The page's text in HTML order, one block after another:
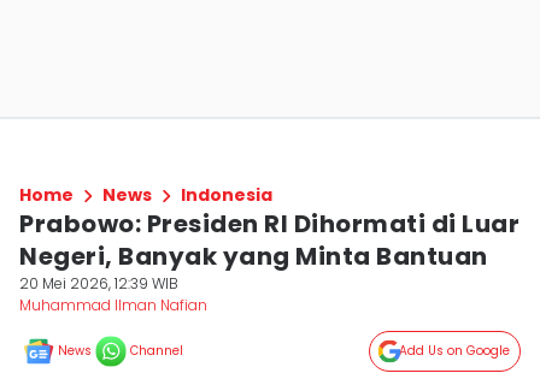
Home News Indonesia
Prabowo: Presiden RI Dihormati di Luar
Negeri, Banyak yang Minta Bantuan
20 Mei 2026, 12:39 WIB
Muhammad Ilman Nafian
News Channel Add Us on Google